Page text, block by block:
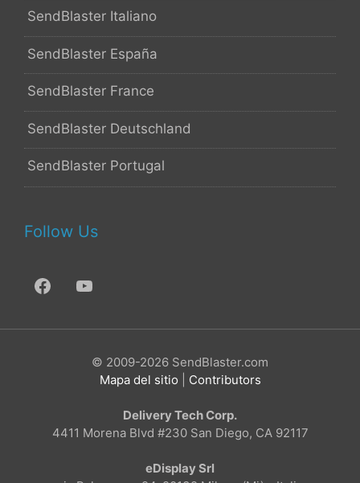
SendBlaster Italiano
SendBlaster España
SendBlaster France
SendBlaster Deutschland
SendBlaster Portugal
Follow Us
© 2009-2026 SendBlaster.com
Mapa del sitio
Contributors
Delivery Tech Corp.
4411 Morena Blvd #230 San Diego, CA 92117
eDisplay Srl